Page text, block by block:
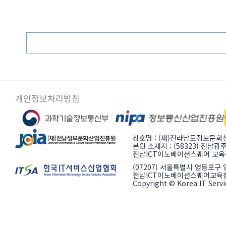
개인정보처리방침
상호명 : (재)전라남도정보문화
본원 소재지 : (58323) 전남광
전남ICT이노베이션스퀘어 교
(07207) 서울특별시 영등포
전남ICT이노베이션스퀘어교육
Copyright © Korea IT